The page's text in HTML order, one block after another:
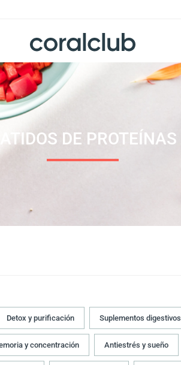
DE PROTEÍNAS
Detox y purificación Suplementos digestivos
y concentración Antiestrés y sueño